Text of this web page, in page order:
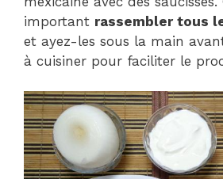
important rassembler tous
et ayez-les sous la main
à cuisiner pour faciliter le